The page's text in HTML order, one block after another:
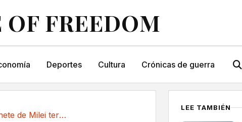
FREEDOM
Deportes Cultura Crónicas de guerra
El jefe de gabinete de Milei termina...
LEE TAMBIÉN